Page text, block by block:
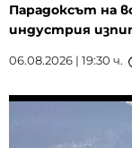
Парадоксът на
индустрия
06.08.2026 | 19:30 ч.